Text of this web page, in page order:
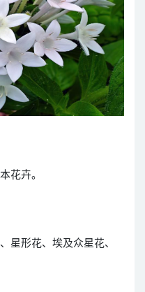
花卉。
星形花、埃及众星花、